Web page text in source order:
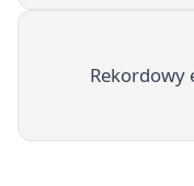
Rekordowy